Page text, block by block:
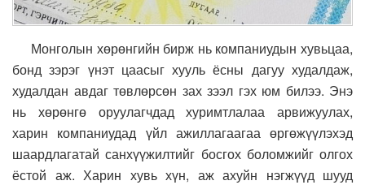
Монголын хөрөнгийн бирж нь компаниудын хувьцаа,
бонд зэрэг үнэт цаасыг хууль ёсны дагуу худалдаж,
худалдан авдаг төвлөрсөн зах зээл гэх юм билээ. Энэ
нь хөрөнгө оруулагчдад хуримтлалаа арвижуулах,
харин компаниудад үйл ажиллагаагаа өргөжүүлэхэд
шаардлагатай санхүүжилтийг босгох боломжийг олгох
ёстой аж. Харин хувь хүн, аж ахуйн нэгжүүд шууд